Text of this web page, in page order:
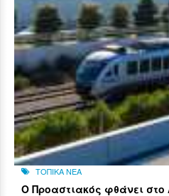
ΤΟΠΙΚΑ ΝΕΑ
Ο Προαστιακός φθάνει στο